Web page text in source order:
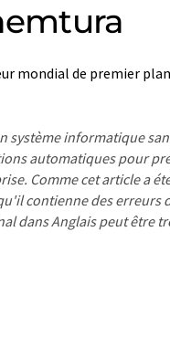
mondial de premier
système informatique
automatiques pour
Comme cet article a
contienne des erreurs
dans Anglais peut être